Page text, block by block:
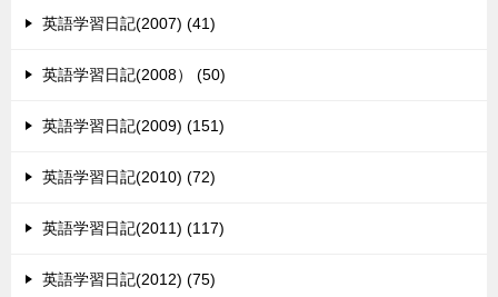
英語学習日記(2007) (41)
英語学習日記(2008） (50)
英語学習日記(2009) (151)
英語学習日記(2010) (72)
英語学習日記(2011) (117)
英語学習日記(2012) (75)